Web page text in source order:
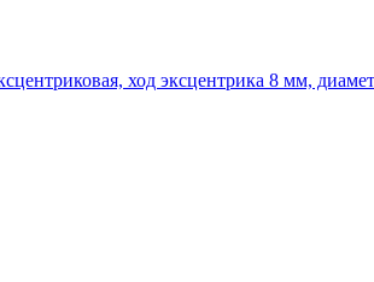
ход эксцентрика 8 мм,